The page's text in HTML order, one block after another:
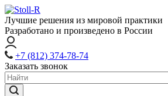
Лучшие решения из мировой практики
Разработано и произведено в России
+7 (812) 374-78-74
Заказать звонок